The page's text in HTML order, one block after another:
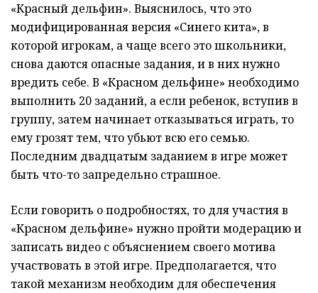
«Красный дельфин». Выяснилось, что это
модифицированная версия «Синего кита», в
которой игрокам, а чаще всего это школьники,
снова даются опасные задания, и в них нужно
вредить себе. В «Красном дельфине» необходимо
выполнить 20 заданий, а если ребенок, вступив в
группу, затем начинает отказываться играть, то
ему грозят тем, что убьют всю его семью.
Последним двадцатым заданием в игре может
быть что-то запредельно страшное.
Если говорить о подробностях, то для участия в
«Красном дельфине» нужно пройти модерацию и
записать видео с объяснением своего мотива
участвовать в этой игре. Предполагается, что
такой механизм необходим для обеспечения